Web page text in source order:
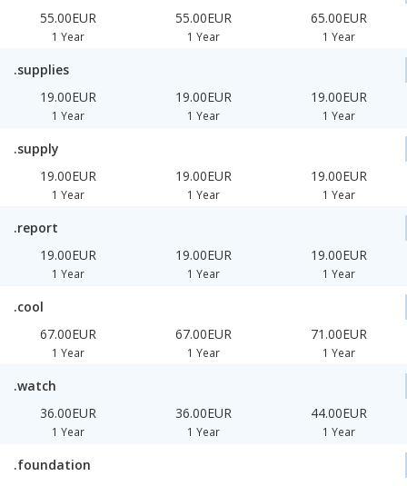
55.00EUR
1 Year
55.00EUR
1 Year
65.00EUR
1 Year
.supplies
19.00EUR
1 Year
19.00EUR
1 Year
19.00EUR
1 Year
.supply
19.00EUR
1 Year
19.00EUR
1 Year
19.00EUR
1 Year
.report
19.00EUR
1 Year
19.00EUR
1 Year
19.00EUR
1 Year
.cool
67.00EUR
1 Year
67.00EUR
1 Year
71.00EUR
1 Year
.watch
36.00EUR
1 Year
36.00EUR
1 Year
44.00EUR
1 Year
.foundation